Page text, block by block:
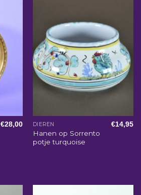
€28,00 DIEREN
Hanen op Sorrento
potje turquoise
€14,95